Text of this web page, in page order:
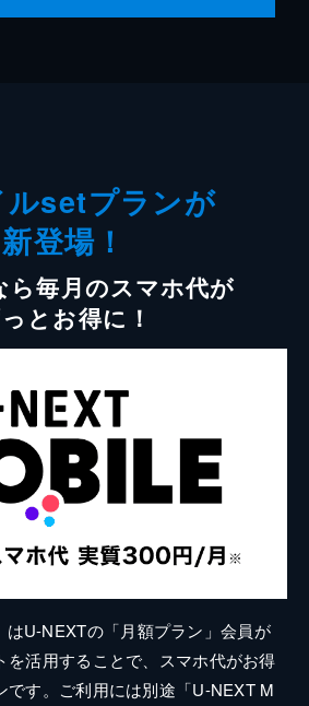
ルsetプランが
新登場！
ら毎月のスマホ代が
とお得に！
はU-NEXTの「月額プラン」会員が
を活用することで、スマホ代がお得
です。ご利用には別途「U-NEXT M